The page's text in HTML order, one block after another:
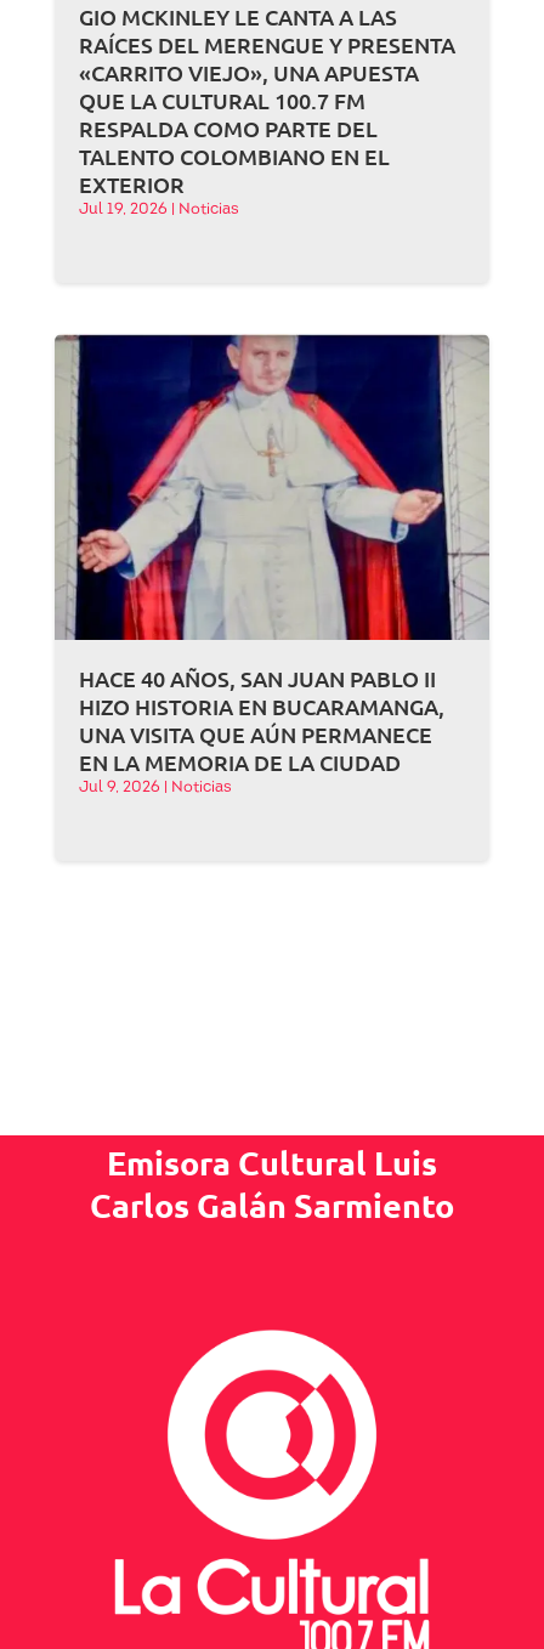
GIO MCKINLEY LE CANTA A LAS
RAÍCES DEL MERENGUE Y PRESENTA
«CARRITO VIEJO», UNA APUESTA
QUE LA CULTURAL 100.7 FM
RESPALDA COMO PARTE DEL
TALENTO COLOMBIANO EN EL
EXTERIOR
Jul 19, 2026 Noticias
HACE 40 AÑOS, SAN JUAN PABLO II
HIZO HISTORIA EN BUCARAMANGA,
UNA VISITA QUE AÚN PERMANECE
EN LA MEMORIA DE LA CIUDAD
Jul 9, 2026 Noticias
Emisora Cultural Luis
Carlos Galán Sarmiento